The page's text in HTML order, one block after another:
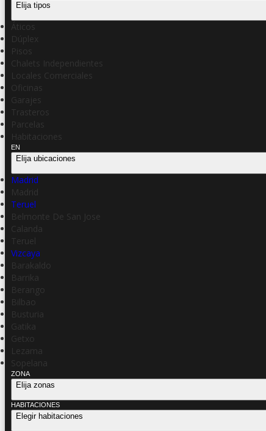
Elija tipos
Áticos
Dúplex
Pisos
Chalets Independientes
Locales Comerciales
Oficinas
Garajes
Trasteros
Parcelas
Habitaciones
EN
Elija ubicaciones
Madrid
Madrid
Teruel
Belmonte De San Jose
Calanda
Teruel
Vizcaya
Barakaldo
Barrika
Berango
Bilbao
Busturia
Gatika
Getxo
Lezama
Sopelana
ZONA
Elija zonas
HABITACIONES
Elegir habitaciones